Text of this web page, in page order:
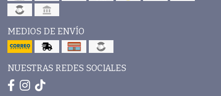
MEDIOS DE ENVÍO
NUESTRAS REDES SOCIALES